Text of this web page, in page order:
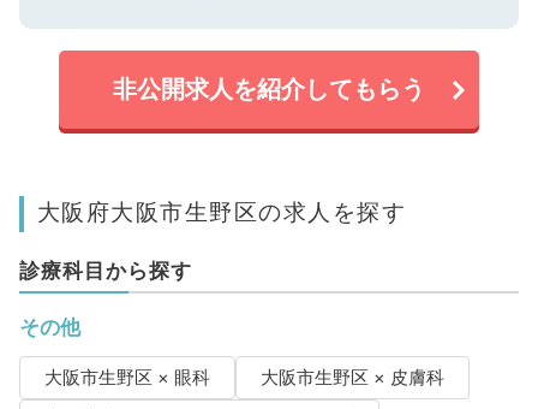
非公開求人を紹介してもらう
大阪府大阪市生野区の求人を探す
診療科目から探す
その他
大阪市生野区 × 眼科
大阪市生野区 × 皮膚科